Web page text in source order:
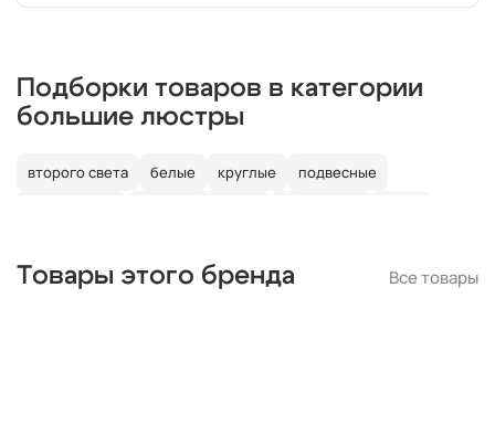
Подборки товаров в категории
большие люстры
второго света белые круглые
подвесные
Товары этого бренда Все товары